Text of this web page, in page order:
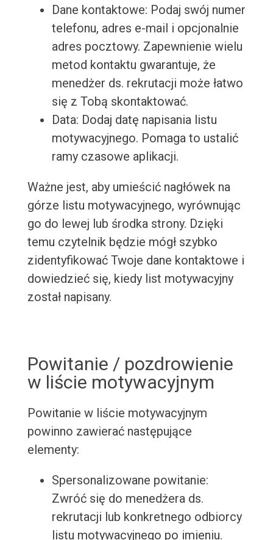
Dane kontaktowe: Podaj swój numer
telefonu, adres e-mail i opcjonalnie
adres pocztowy. Zapewnienie wielu
metod kontaktu gwarantuje, że
menedżer ds. rekrutacji może łatwo
się z Tobą skontaktować.
Data: Dodaj datę napisania listu
motywacyjnego. Pomaga to ustalić
ramy czasowe aplikacji.
Ważne jest, aby umieścić nagłówek na
górze listu motywacyjnego, wyrównując
go do lewej lub środka strony. Dzięki
temu czytelnik będzie mógł szybko
zidentyfikować Twoje dane kontaktowe i
dowiedzieć się, kiedy list motywacyjny
został napisany.
Powitanie / pozdrowienie
w liście motywacyjnym
Powitanie w liście motywacyjnym
powinno zawierać następujące
elementy:
Spersonalizowane powitanie:
Zwróć się do menedżera ds.
rekrutacji lub konkretnego odbiorcy
listu motywacyjnego po imieniu.